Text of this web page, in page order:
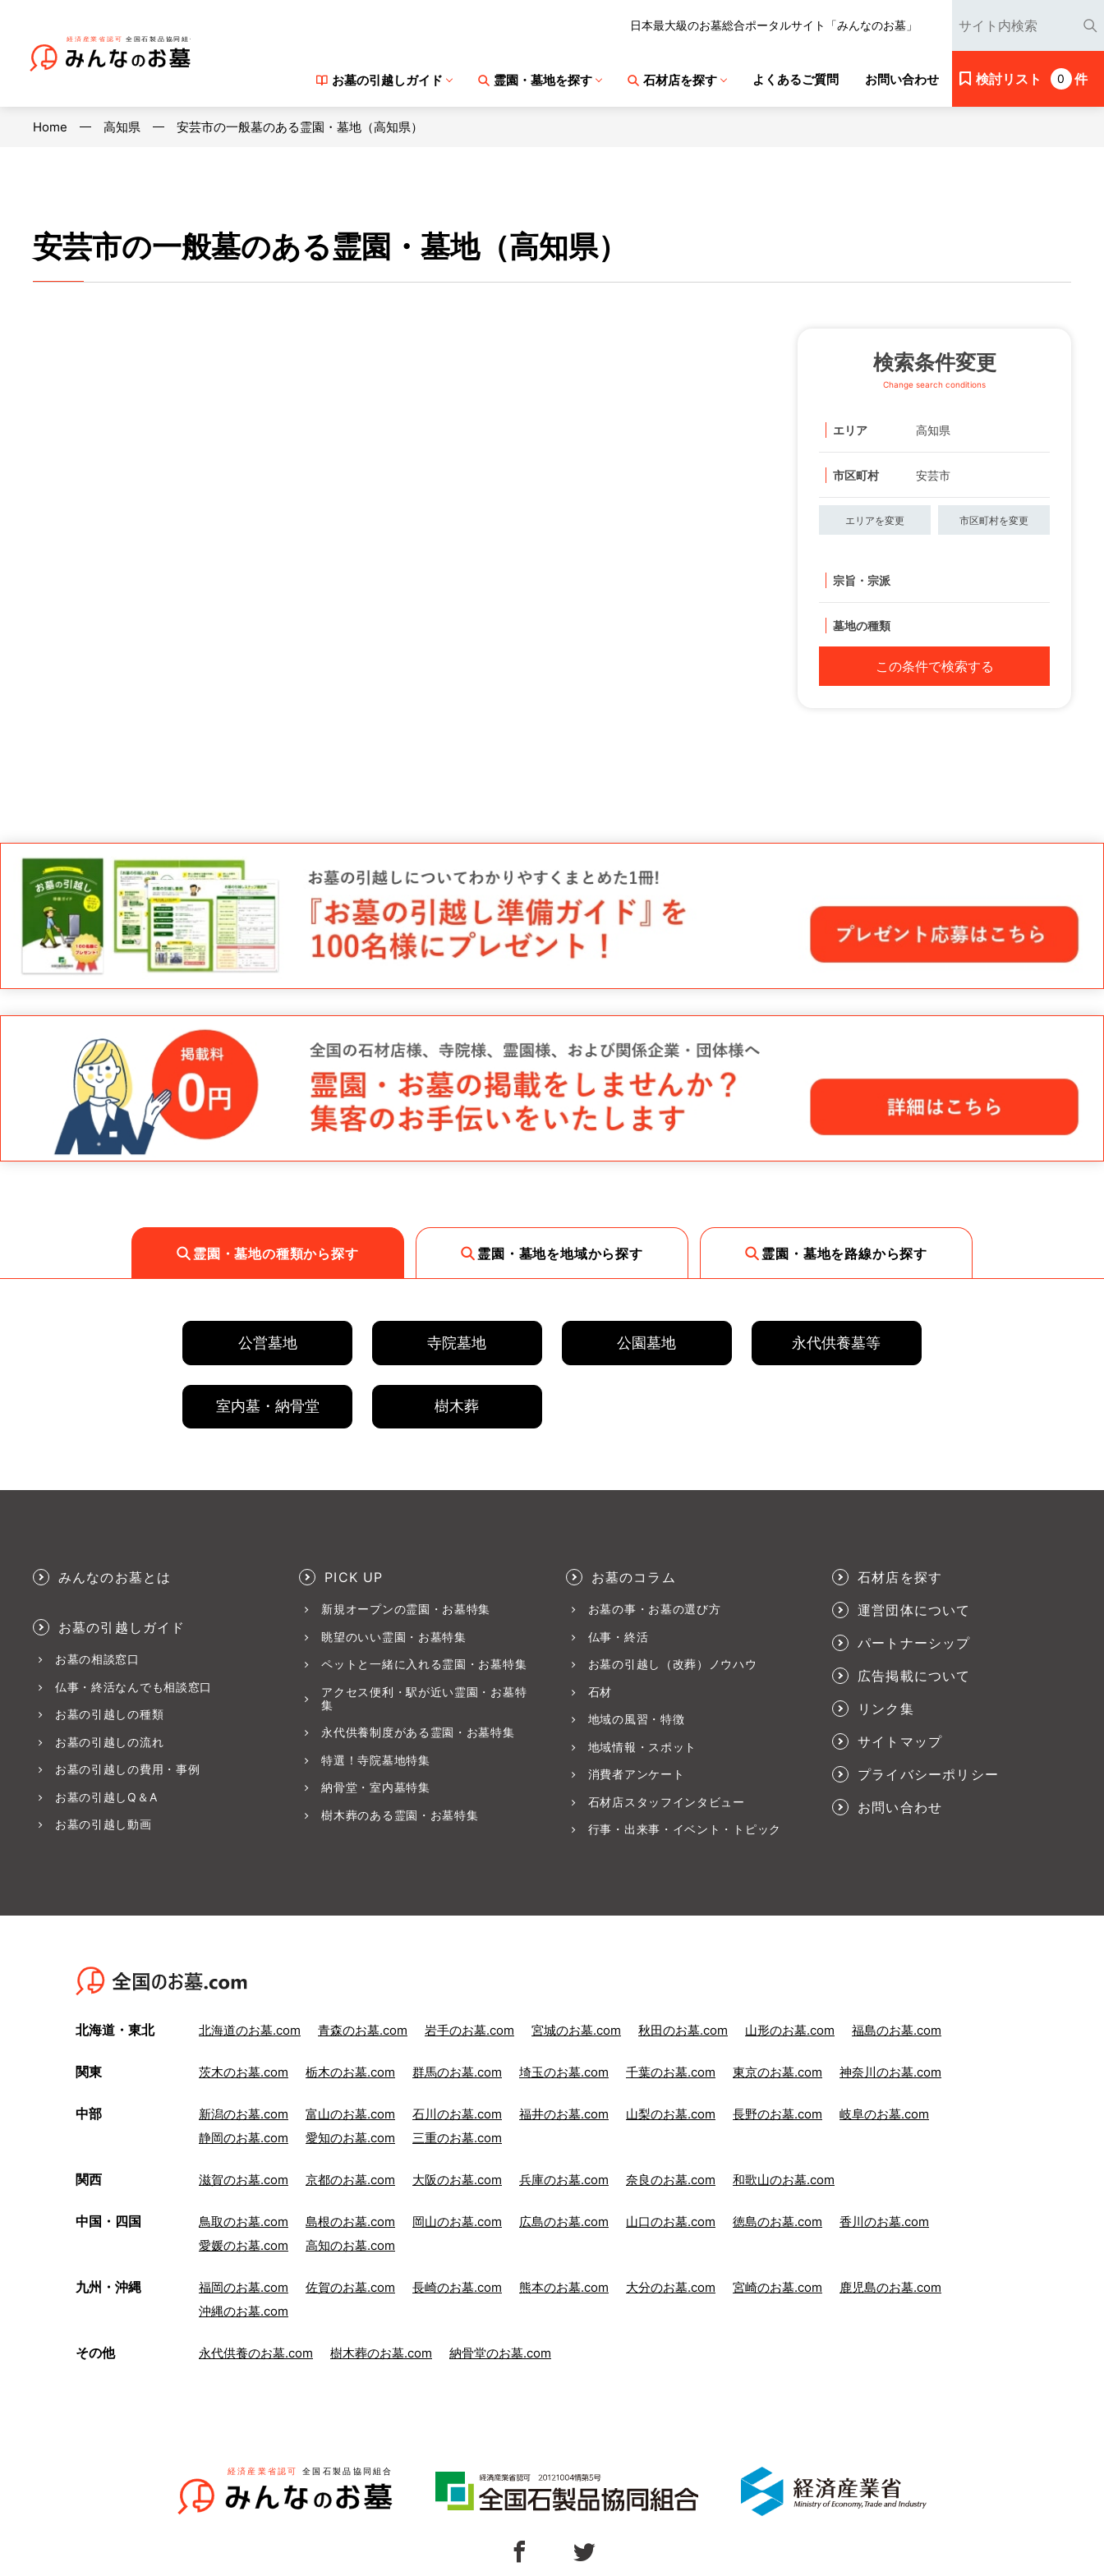
日本最大級のお墓総合ポータルサイト「みんなのお墓」
お墓の引越しガイド 霊園・墓地を探す 石材店を探す よくあるご質問 お問い合わせ 検討リスト 0 件
Home 高知県 安芸市の一般墓のある霊園・墓地（高知県）
安芸市の一般墓のある霊園・墓地（高知県）
検索条件変更
Change search conditions
エリア 高知県
市区町村 安芸市
エリアを変更 市区町村を変更
宗旨・宗派
墓地の種類
この条件で検索する
霊園・墓地の種類から探す 霊園・墓地を地域から探す 霊園・墓地を路線から探す
公営墓地 寺院墓地 公園墓地 永代供養墓等
室内墓・納骨堂 樹木葬
みんなのお墓とは
お墓の引越しガイド
お墓の相談窓口
仏事・終活なんでも相談窓口
お墓の引越しの種類
お墓の引越しの流れ
お墓の引越しの費用・事例
お墓の引越しQ＆A
お墓の引越し動画
PICK UP
新規オープンの霊園・お墓特集
眺望のいい霊園・お墓特集
ペットと一緒に入れる霊園・お墓特集
アクセス便利・駅が近い霊園・お墓特
集
永代供養制度がある霊園・お墓特集
特選！寺院墓地特集
納骨堂・室内墓特集
樹木葬のある霊園・お墓特集
お墓のコラム
お墓の事・お墓の選び方
仏事・終活
お墓の引越し（改葬）ノウハウ
石材
地域の風習・特徴
地域情報・スポット
消費者アンケート
石材店スタッフインタビュー
行事・出来事・イベント・トピック
石材店を探す
運営団体について
パートナーシップ
広告掲載について
リンク集
サイトマップ
プライバシーポリシー
お問い合わせ
北海道・東北 北海道のお墓.com 青森のお墓.com 岩手のお墓.com 宮城のお墓.com 秋田のお墓.com 山形のお墓.com 福島のお墓.com
関東 茨木のお墓.com 栃木のお墓.com 群馬のお墓.com 埼玉のお墓.com 千葉のお墓.com 東京のお墓.com 神奈川のお墓.com
中部 新潟のお墓.com 富山のお墓.com 石川のお墓.com 福井のお墓.com 山梨のお墓.com 長野のお墓.com
岐阜のお墓.com
静岡のお墓.com
愛知のお墓.com 三重のお墓.com
関西 滋賀のお墓.com 京都のお墓.com 大阪のお墓.com 兵庫のお墓.com 奈良のお墓.com 和歌山のお墓.com
中国・四国 鳥取のお墓.com 島根のお墓.com 岡山のお墓.com 広島のお墓.com 山口のお墓.com 徳島のお墓.com
香川のお墓.com
愛媛のお墓.com
高知のお墓.com
九州・沖縄 福岡のお墓.com 佐賀のお墓.com 長崎のお墓.com 熊本のお墓.com 大分のお墓.com 宮崎のお墓.com
鹿児島のお墓.com
沖縄のお墓.com
その他 永代供養のお墓.com 樹木葬のお墓.com 納骨堂のお墓.com